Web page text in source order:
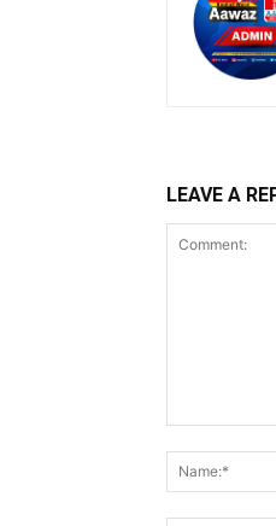
LEAVE A